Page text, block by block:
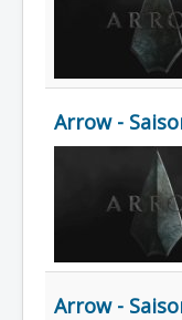
Dessins
Artiste Asperger
Lexique
Arrow -
Arrow -